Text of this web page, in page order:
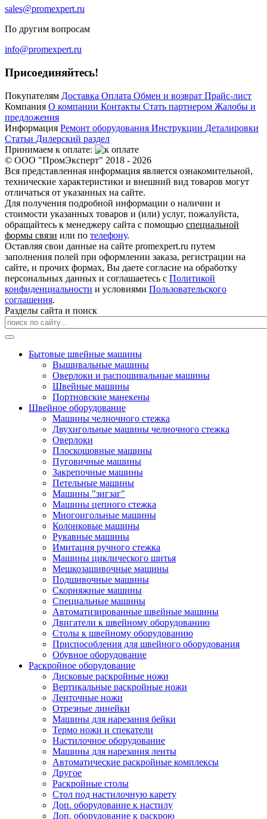
sales@promexpert.ru
По другим вопросам
info@promexpert.ru
Присоединяйтесь!
Покупателям Доставка Оплата Обмен и возврат Прайс-лист
Компания О компании Контакты Стать партнером Жалобы и
предложения
Информация Ремонт оборудования Инструкции Деталировки
Статьи Дилерский раздел
Принимаем к оплате:
© ООО "ПромЭксперт" 2018 - 2026
Вся представленная информация является ознакомительной,
технические характеристики и внешний вид товаров могут
отличаться от указанных на сайте.
Для получения подробной информации о наличии и
стоимости указанных товаров и (или) услуг, пожалуйста,
обращайтесь к менеджеру сайта с помощью специальной
формы связи или по телефону.
Оставляя свои данные на сайте promexpert.ru путем
заполнения полей при оформлении заказа, регистрации на
сайте, и прочих формах, Вы даете согласие на обработку
персональных данных и соглашаетесь с Политикой
конфиденциальности и условиями Пользовательского
соглашения.
Разделы сайта и поиск
Бытовые швейные машины
Вышивальные машины
Оверлоки и распошивальные машины
Швейные машины
Портновские манекены
Швейное оборудование
Машины челночного стежка
Двухигольные машины челночного стежка
Оверлоки
Плоскошовные машины
Пуговичные машины
Закрепочные машины
Петельные машины
Машины "зигзаг"
Машины цепного стежка
Многоигольные машины
Колонковые машины
Рукавные машины
Имитация ручного стежка
Машины циклического шитья
Мешкозашивочные машины
Подшивочные машины
Скорняжные машины
Специальные машины
Автоматизированные швейные машины
Двигатели к швейному оборудованию
Столы к швейному оборудованию
Приспособления для швейного оборудования
Обувное оборудование
Раскройное оборудование
Дисковые раскройные ножи
Вертикальные раскройные ножи
Ленточные ножи
Отрезные линейки
Машины для нарезания бейки
Термо ножи и спекатели
Настилочное оборудование
Машины для нарезания ленты
Автоматические раскройные комплексы
Другое
Раскройные столы
Стол под настилочную карету
Доп. оборудование к настилу
Доп. оборудование к раскрою